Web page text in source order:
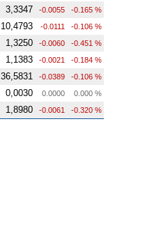
3,3347 -0.0055 -0.165 %
10,4793 -0.0111 -0.106 %
1,3250 -0.0060 -0.451 %
1,1383 -0.0021 -0.184 %
36,5831 -0.0389 -0.106 %
0,0030 0.0000 0.000 %
1,8980 -0.0061 -0.320 %